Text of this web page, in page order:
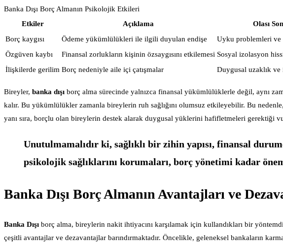
Banka Dışı Borç Almanın Psikolojik Etkileri
Etkiler
Açıklama
Olası
Borç kaygısı
Ödeme yükümlülükleri ile ilgili duyulan endişe
Uyku problemleri
Özgüven kaybı
Finansal zorlukların kişinin özsaygısını etkilemesi Sosyal izolasyon
İlişkilerde gerilim Borç nedeniyle aile içi çatışmalar Duygusal uzaklık
Bireyler, banka dışı borç alma sürecinde yalnızca finansal yükümlülüklerle değil, aynı
kalır. Bu yükümlülükler zamanla bireylerin ruh sağlığını olumsuz etkileyebilir. Bu
yanı sıra, borçlu olan bireylerin destek alarak duygusal yüklerini hafifletmeleri gerektiği
Unutulmamalıdır ki, sağlıklı bir zihin yapısı, finansal
psikolojik sağlıklarını korumaları, borç yönetimi kadar
Banka Dışı Borç Almanın Avantajları ve
Banka Dışı borç alma, bireylerin nakit ihtiyacını karşılamak için kullandıkları bir
çeşitli avantajlar ve dezavantajlar barındırmaktadır. Öncelikle, geleneksel bankaların